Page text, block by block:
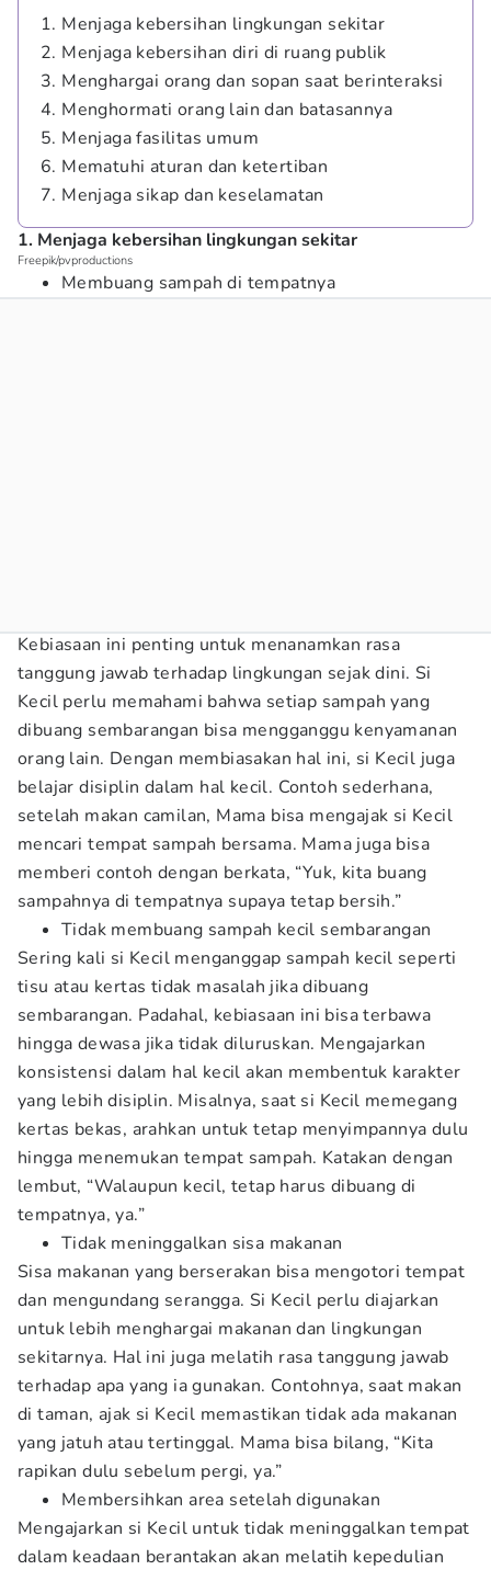
1. Menjaga kebersihan lingkungan sekitar
2. Menjaga kebersihan diri di ruang publik
3. Menghargai orang dan sopan saat berinteraksi
4. Menghormati orang lain dan batasannya
5. Menjaga fasilitas umum
6. Mematuhi aturan dan ketertiban
7. Menjaga sikap dan keselamatan
1. Menjaga kebersihan lingkungan sekitar
Freepik/pvproductions
Membuang sampah di tempatnya
Kebiasaan ini penting untuk menanamkan rasa
tanggung jawab terhadap lingkungan sejak dini. Si
Kecil perlu memahami bahwa setiap sampah yang
dibuang sembarangan bisa mengganggu kenyamanan
orang lain. Dengan membiasakan hal ini, si Kecil juga
belajar disiplin dalam hal kecil. Contoh sederhana,
setelah makan camilan, Mama bisa mengajak si Kecil
mencari tempat sampah bersama. Mama juga bisa
memberi contoh dengan berkata, “Yuk, kita buang
sampahnya di tempatnya supaya tetap bersih.”
Tidak membuang sampah kecil sembarangan
Sering kali si Kecil menganggap sampah kecil seperti
tisu atau kertas tidak masalah jika dibuang
sembarangan. Padahal, kebiasaan ini bisa terbawa
hingga dewasa jika tidak diluruskan. Mengajarkan
konsistensi dalam hal kecil akan membentuk karakter
yang lebih disiplin. Misalnya, saat si Kecil memegang
kertas bekas, arahkan untuk tetap menyimpannya dulu
hingga menemukan tempat sampah. Katakan dengan
lembut, “Walaupun kecil, tetap harus dibuang di
tempatnya, ya.”
Tidak meninggalkan sisa makanan
Sisa makanan yang berserakan bisa mengotori tempat
dan mengundang serangga. Si Kecil perlu diajarkan
untuk lebih menghargai makanan dan lingkungan
sekitarnya. Hal ini juga melatih rasa tanggung jawab
terhadap apa yang ia gunakan. Contohnya, saat makan
di taman, ajak si Kecil memastikan tidak ada makanan
yang jatuh atau tertinggal. Mama bisa bilang, “Kita
rapikan dulu sebelum pergi, ya.”
Membersihkan area setelah digunakan
Mengajarkan si Kecil untuk tidak meninggalkan tempat
dalam keadaan berantakan akan melatih kepedulian